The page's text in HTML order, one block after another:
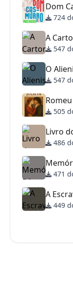
Dom
724
A
547
O
547
505
Livro
486
471
A
449